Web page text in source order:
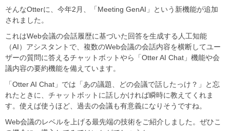
そんなOtterに、今年2月、「Meeting GenAI」という新機能が追加
されました。
これはWeb会議の会話履歴に基づいた回答を生成する人工知能
（AI）アシスタントで、複数のWeb会議の会話内容を横断してユー
ザーの質問に答えるチャットボットやら「Otter AI Chat」機能や会
議内容の要約機能を備えています。
「Otter AI Chat」では「あの議題、どの会議で話したっけ？」と忘
れたときに、チャットボットに話しかければ瞬時に教えてくれま
す。使えば使うほど、過去の会議も有意義になりそうですね。
Web会議のレベルを上げる最先端の技術をご紹介しました。ぜひこ